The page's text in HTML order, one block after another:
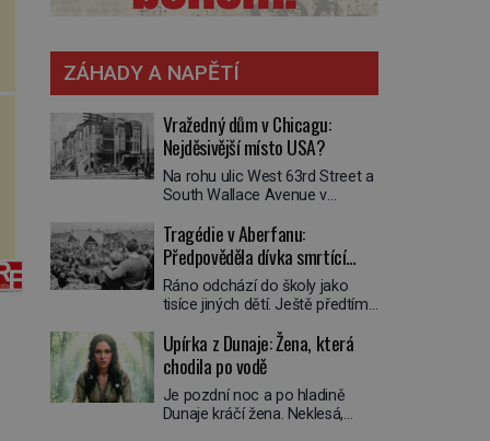
ZÁHADY A NAPĚTÍ
Vražedný dům v Chicagu:
Nejděsivější místo USA?
Na rohu ulic West 63rd Street a
South Wallace Avenue v
Nemá žádný speciální nápis ani
pamětní desku. A přesto prý
místní zaměstnanci neradi
chodí do sklepa. Právě tady
totiž sídlil sériový vrah H. H.
nejpropracovanější past na lidi
v dějinách americké
kriminalistiky. Herman Webster
Mudgett (1861–1896) přijíždí […]
Tragédie v Aberfanu:
Předpověděla dívka smrtící
sesuv půdy?
Ráno odchází do školy jako
tisíce jiných dětí. Ještě předtím
snem. Ve škole, kterou dobře
zná, tentokrát nevidí budovu ani
spolužáky. Místo nich se před ní
tyčí cosi temného. O několik
hodin později je mrtvá. Mohla
Upírka z Dunaje: Žena, která
chodila po vodě
Je pozdní noc a po hladině
Dunaje kráčí žena. Neklesá,